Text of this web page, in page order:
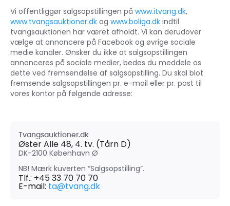
Vi offentliggør salgsopstillingen på www.itvang.dk,
www.tvangsauktioner.dkog www.boliga.dkindtil
tvangsauktionen har været afholdt. Vi kan derudover
vælge at annoncere på Facebook og øvrige sociale
medie kanaler. Ønsker du ikke at salgsopstillingen
annonceres på sociale medier, bedes du meddele os
dette ved fremsendelse af salgsopstilling. Du skal blot
fremsende salgsopstillingen pr. e-mail eller pr. post til
vores kontor på følgende adresse:
Tvangsauktioner.dk
Øster Alle 48, 4. tv. (Tårn D)
DK-2100 København Ø
NB! Mærk kuverten “Salgsopstilling”.
Tlf.: +45 33 70 70 70
E-mail: ta@tvang.dk